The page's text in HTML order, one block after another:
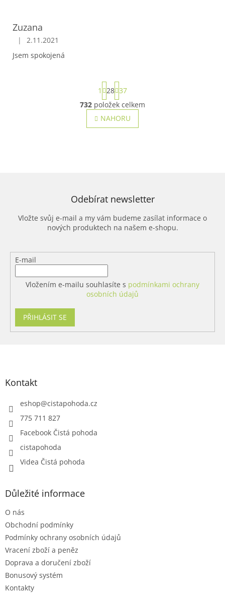
Zuzana
Hodnocení obchodu je 5 z 5 hvězdiček.
|
2.11.2021
Jsem spokojená
O
v
l
r
v
k
y
v
p
u
S
t
r
á
n
k
1 28 37
732 položek celkem
NAHORU
Odebírat newsletter
Vložte svůj e-mail a my vám budeme zasílat informace o
nových produktech na našem e-shopu.
E-mail
Vložením e-mailu souhlasíte s podmínkami ochrany
osobních údajů
PŘIHLÁSIT SE
Kontakt
eshop@cistapohoda.cz
775 711 827
Facebook Čistá pohoda
cistapohoda
Videa Čistá pohoda
Důležité informace
O nás
Obchodní podmínky
Podmínky ochrany osobních údajů
Vracení zboží a peněz
Doprava a doručení zboží
Bonusový systém
Kontakty